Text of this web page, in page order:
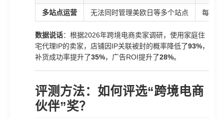
多站点运营 无法同时管理美欧日等多个站点 每个
数据说话：根据2026年跨境电商卖家调研，使用家庭住
宅代理IP的卖家，店铺因IP关联被封的概率降低了93%，
补货成功率提升了35%，广告ROI提升了28%。
评测方法：如何评选“跨境电商
伙伴”奖？